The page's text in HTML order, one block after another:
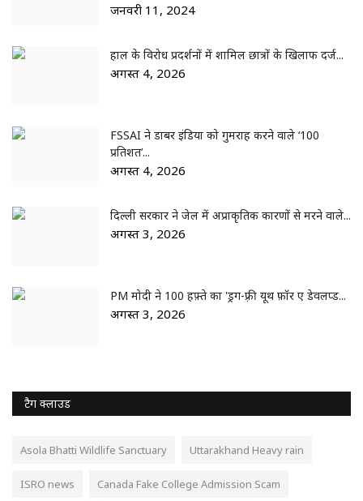
जनवरी 11, 2024
हाल के विरोध प्रदर्शनों में शामिल छात्रों के खिलाफ दर्ज...
अगस्त 4, 2026
FSSAI ने डाबर इंडिया को गुमराह करने वाले ‘100
प्रतिशत’...
अगस्त 4, 2026
दिल्ली सरकार ने जेल में अप्राकृतिक कारणों से मरने वाले...
अगस्त 3, 2026
PM मोदी ने 100 हफ़्ते का 'ड्रग-फ़्री यूथ फ़ॉर ए डेवलप्ड...
अगस्त 3, 2026
टैग क्लाउड
Asola Bhatti Wildlife Sanctuary Uttarakhand Heavy rain
ISRO news Canada Fake College Admission Scam